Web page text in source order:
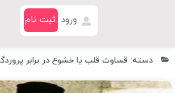
ورود ثبت نام
دسته: قساوت قلب یا خشوع در برابر پروردگار